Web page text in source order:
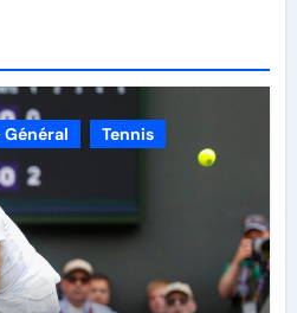
Tennis